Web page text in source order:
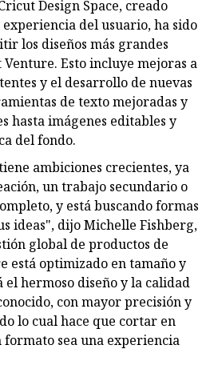
Design Space, creado
del usuario, ha sido
los diseños más grandes
Esto incluye mejoras a
y el desarrollo de nuevas
de texto mejoradas y
hasta imágenes editables y
del fondo.
ambiciones crecientes, ya
un trabajo secundario o
y está buscando formas
ideas", dijo Michelle Fishberg,
global de productos de
está optimizado en tamaño y
hermoso diseño y la calidad
con mayor precisión y
lo cual hace que cortar en
sea una experiencia